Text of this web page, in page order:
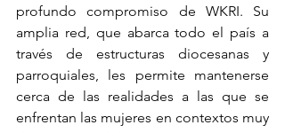
profundo compromiso de WKRI. Su
amplia red, que abarca todo el país a
través de estructuras diocesanas y
parroquiales, les permite mantenerse
cerca de las realidades a las que se
enfrentan las mujeres en contextos muy